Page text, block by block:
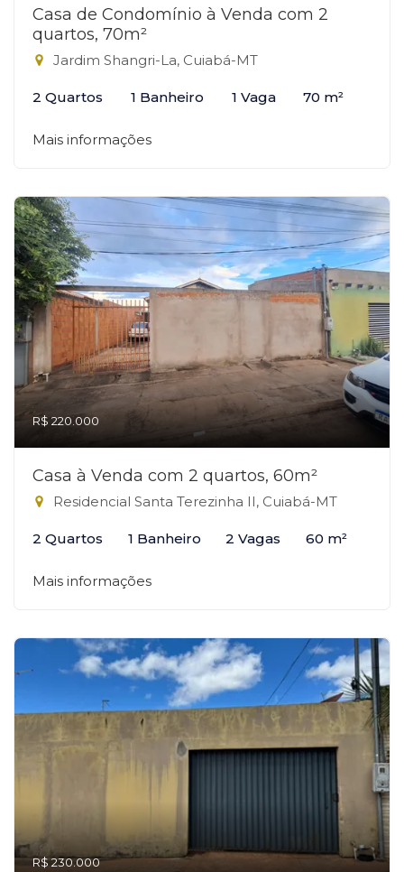
Casa de Condomínio à Venda com 2
quartos, 70m²
Jardim Shangri-La, Cuiabá-MT
2 Quartos 1 Banheiro 1 Vaga 70 m²
Mais informações
R$ 220.000
Casa à Venda com 2 quartos, 60m²
Residencial Santa Terezinha II, Cuiabá-MT
2 Quartos 1 Banheiro 2 Vagas 60 m²
Mais informações
R$ 230.000